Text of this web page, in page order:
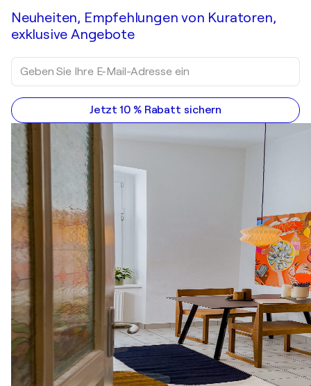
Neuheiten, Empfehlungen von Kuratoren,
exklusive Angebote
Jetzt 10 % Rabatt sichern